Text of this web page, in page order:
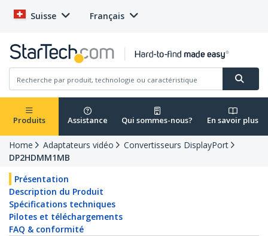
Suisse Français
Produits Assistance Qui sommes-nous? En savoir plus
Home Adaptateurs vidéo
Convertisseurs DisplayPort
DP2HDMM1MB
Présentation
Description du Produit
Spécifications techniques
Pilotes et téléchargements
FAQ & conformité